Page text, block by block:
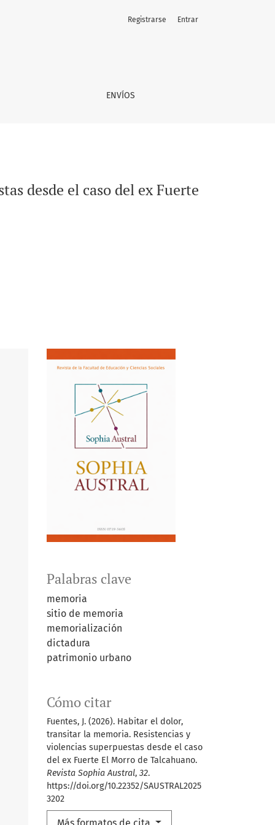
ENVÍOS
Registrarse Entrar
desde el caso del ex Fuerte
Palabras clave
memoria
sitio de memoria
memorialización
dictadura
patrimonio urbano
Cómo citar
Fuentes, J. (2026). Habitar el dolor,
transitar la memoria. Resistencias y
violencias superpuestas desde el caso
del ex Fuerte El Morro de Talcahuano.
Revista Sophia Austral, 32.
https://doi.org/10.22352/SAUSTRAL2025
3202
Más formatos de cita